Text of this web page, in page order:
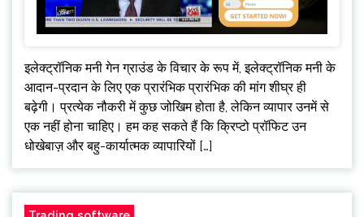
इलेक्ट्रॉनिक मनी गेन ग्राउंड के विचार के रूप में, इलेक्ट्रॉनिक मनी के
आदान-प्रदान के लिए एक प्रारंभिक प्रारंभिक की मांग शीघ्र ही
बढ़ेगी। प्रत्येक नौकरी में कुछ जोखिम होता है, लेकिन व्यापार उनमें से
एक नहीं होना चाहिए। हम कह सकते हैं कि क्रिप्टो प्रॉफिट उन
धोखेबाज़ और बहु-कार्यात्मक व्यापारियों […]